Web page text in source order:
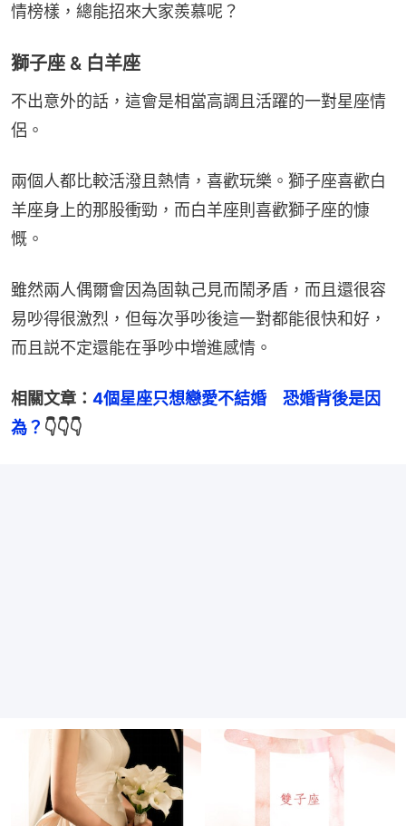
情榜樣，總能招來大家羨慕呢？
獅子座 & 白羊座
不出意外的話，這會是相當高調且活躍的一對星座情
侶。
兩個人都比較活潑且熱情，喜歡玩樂。獅子座喜歡白
羊座身上的那股衝勁，而白羊座則喜歡獅子座的慷
慨。
雖然兩人偶爾會因為固執己見而鬧矛盾，而且還很容
易吵得很激烈，但每次爭吵後這一對都能很快和好，
而且説不定還能在爭吵中增進感情。
相關文章： 4個星座只想戀愛不結婚　恐婚背後是因
為？ 👇👇👇